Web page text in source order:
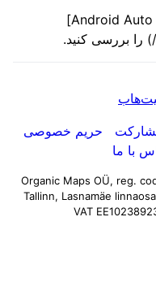
لطفاً برای جزئیات بیشتر، [وب‌سایت Android Auto]
حریم خصوصی
با ما
Tallinn, Lasnamäe
VAT